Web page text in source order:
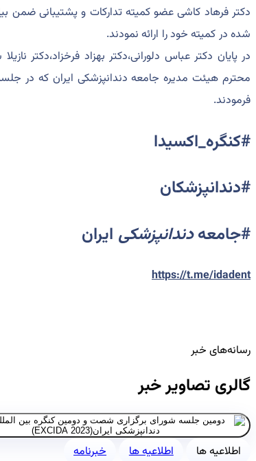
دکتر فرهاد کاشی عضو کمیته تدارکات و پشتیبانی ضمن
شده در کمیته خود را ارائه نمودند.
در پایان دکتر عباس دلورانی،دکتر بهزاد فرخزاد،دکتر
محترم هیئت مدیره جامعه دندانپزشکی ایران که در
فرمودند.
#کنگره_اکسیدا
#دندانپزشکان
#جامعهدندانپزشکی ایران
https://t.me/idadent
رسانه‌های خبر
گالری تصاویر خبر
اطلاعیه ها اطلاعیه ها
خبرنامه